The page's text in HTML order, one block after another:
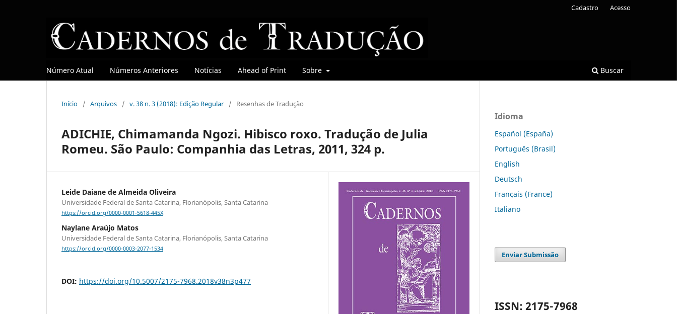
Número Atual Números Anteriores Notícias Ahead of Print Sobre Buscar
Cadastro Acesso
Início / Arquivos / v. 38 n. 3 (2018): Edição Regular / Resenhas de Tradução
ADICHIE, Chimamanda Ngozi. Hibisco roxo. Tradução de Julia
Romeu. São Paulo: Companhia das Letras, 2011, 324 p.
Leide Daiane de Almeida Oliveira
Universidade Federal de Santa Catarina, Florianópolis, Santa Catarina
https://orcid.org/0000-0001-5618-445X
Naylane Araújo Matos
Universidade Federal de Santa Catarina, Florianópolis, Santa Catarina
https://orcid.org/0000-0003-2077-1534
DOI: https://doi.org/10.5007/2175-7968.2018v38n3p477
Idioma
Español (España)
Português (Brasil)
English
Deutsch
Français (France)
Italiano
Enviar Submissão
ISSN: 2175-7968